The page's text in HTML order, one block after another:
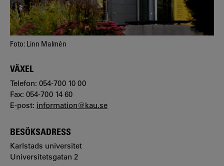
Foto: Linn Malmén
VÄXEL
Telefon: 054-700 10 00
Fax: 054-700 14 60
E-post: information@kau.se
BESÖKSADRESS
Karlstads universitet
Universitetsgatan 2